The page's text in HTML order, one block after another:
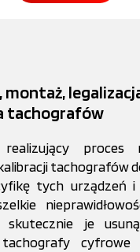
montaż,
tachografów
realizujący proces
tachografów
tych urządzeń
skutecznie je
tachografy cyfrowe